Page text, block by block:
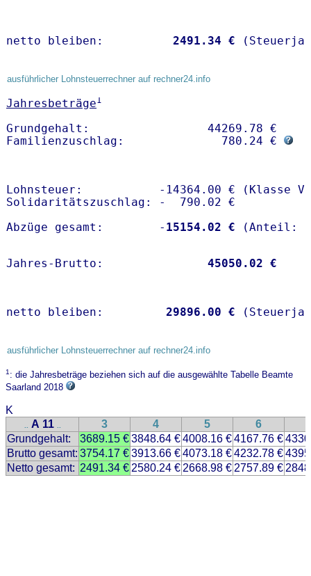
netto bleiben: 2491.34 €
ausführlicher Lohnsteuerrechner auf rechner24.info
Jahresbeträge1
Grundgehalt:                 44269.78 €
Familienzuschlag:              780.24 €
Lohnsteuer:           -14364.00 € (Klasse V)
Solidaritätszuschlag: -  790.02 €
Abzüge gesamt:        - 15154.02 €
Jahres-Brutto: 45050.02 €
netto bleiben: 29896.00 €
ausführlicher Lohnsteuerrechner auf rechner24.info
1: die Jahresbeträge beziehen sich auf die ausgewählte Tabelle Beamte
Saarland 2018
K
.. A 11 .. 3 4 5 6
Grundgehalt:
3689.15 €3848.64 €4008.16 €4167.76 €
Brutto gesamt: 3754.17 €3913.66 €4073.18 €4232.78 €
Netto gesamt: 2491.34 € 2580.24 € 2668.98 € 2757.89 €